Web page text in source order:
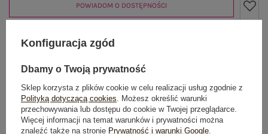
POWIADOM O DOSTĘPNOŚCI
OPIS PRODUKTU
Konfiguracja zgód
Dbamy o Twoją prywatność
Sklep korzysta z plików cookie w celu realizacji usług zgodnie z
Polityką dotyczącą cookies. Możesz określić warunki
przechowywania lub dostępu do cookie w Twojej przeglądarce.
Więcej informacji na temat warunków i prywatności można
znaleźć także na stronie Prywatność i warunki Google.